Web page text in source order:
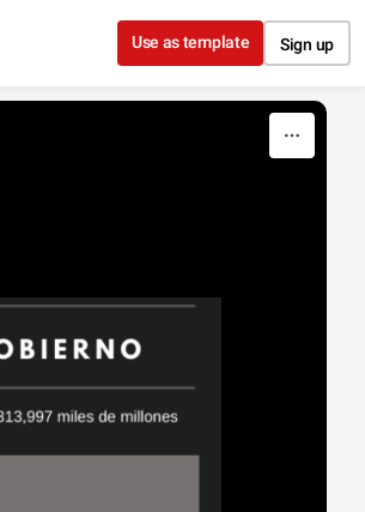
Use as template Sign up